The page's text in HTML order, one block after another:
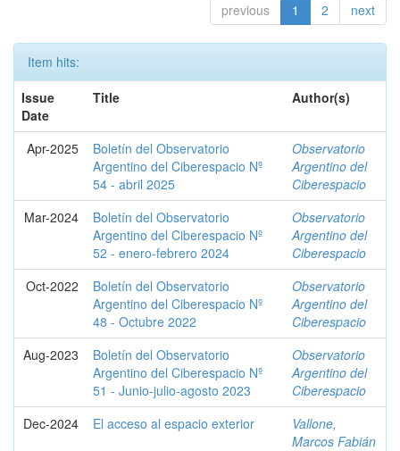
previous 1 2 next
Item hits:
Issue
Date
Title Author(s)
Apr-2025
Boletín del Observatorio
Argentino del Ciberespacio Nº
54 - abril 2025
Observatorio
Argentino del
Ciberespacio
Mar-2024
Boletín del Observatorio
Argentino del Ciberespacio Nº
52 - enero-febrero 2024
Observatorio
Argentino del
Ciberespacio
Oct-2022
Boletín del Observatorio
Argentino del Ciberespacio Nº
48 - Octubre 2022
Observatorio
Argentino del
Ciberespacio
Aug-2023
Boletín del Observatorio
Argentino del Ciberespacio Nº
51 - Junio-julio-agosto 2023
Observatorio
Argentino del
Ciberespacio
Dec-2024
El acceso al espacio exterior
Vallone,
Marcos Fabián